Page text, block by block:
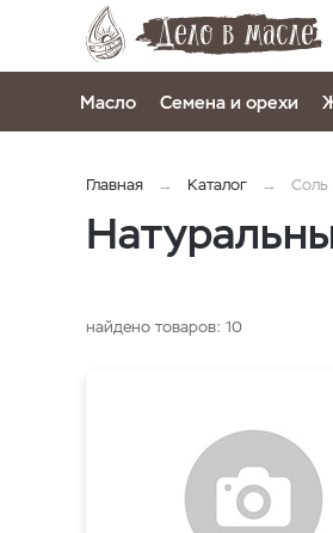
Масло Семена и орехи
Главная Каталог Соль
найдено товаров: 10